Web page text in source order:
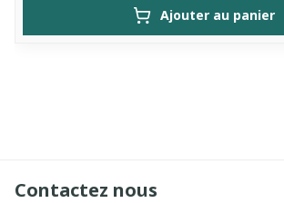
Ajouter au panier
Contactez nous